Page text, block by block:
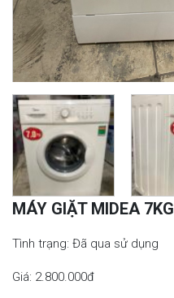
MÁY GIẶT MIDEA 7KG
Tình trạng: Đã qua sử dụng
Giá: 2.800.000đ